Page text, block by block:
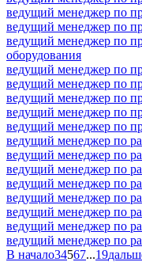
ведущий менеджер по
ведущий менеджер по
ведущий менеджер по
оборудования
ведущий менеджер по
ведущий менеджер по
ведущий менеджер по
ведущий менеджер по
ведущий менеджер по
ведущий менеджер по
ведущий менеджер по
ведущий менеджер по
ведущий менеджер по
ведущий менеджер по
ведущий менеджер по
ведущий менеджер по
ведущий менеджер по
В начало34567...19